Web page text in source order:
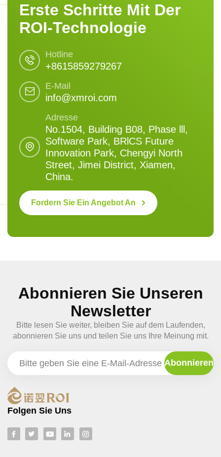
Erste Schritte Mit Der
ROI-Technologie
Hotline
+8615859279267
E-Mail
info@xmroi.com
Adresse
No.1504, Building B08, Phase lll,
Software Park, BRlCS Future
Innovation Park, Chengyi North
Street, Jimei District, Xiamen,
China.
Fordern Sie Ein Angebot An
Abonnieren Sie Unseren
Newsletter
Bitte lesen Sie weiter, bleiben Sie auf dem Laufenden,
abonnieren Sie uns und teilen Sie uns Ihre Meinung mit.
Folgen Sie Uns